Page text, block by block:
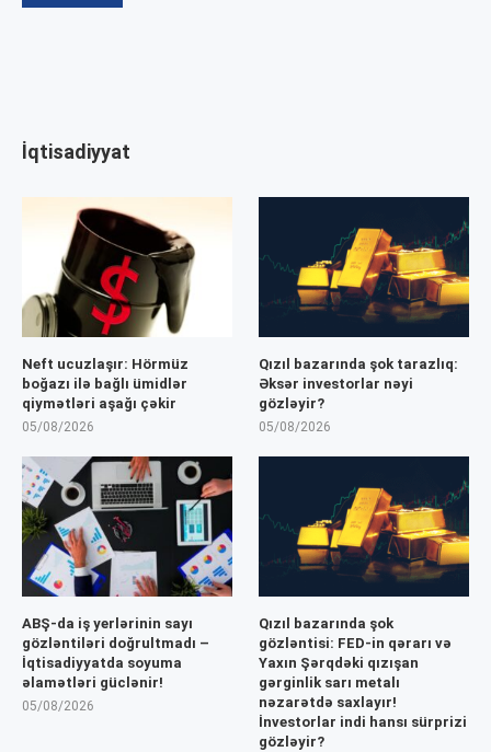
İqtisadiyyat
Neft ucuzlaşır: Hörmüz
boğazı ilə bağlı ümidlər
qiymətləri aşağı çəkir
05/08/2026
Qızıl bazarında şok tarazlıq:
Əksər investorlar nəyi
gözləyir?
05/08/2026
ABŞ-da iş yerlərinin sayı
gözləntiləri doğrultmadı –
İqtisadiyyatda soyuma
əlamətləri güclənir!
05/08/2026
Qızıl bazarında şok
gözləntisi: FED-in qərarı və
Yaxın Şərqdəki qızışan
gərginlik sarı metalı
nəzarətdə saxlayır!
İnvestorlar indi hansı sürprizi
gözləyir?